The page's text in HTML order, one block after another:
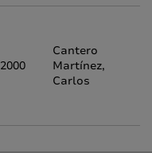
2000
Cantero
Martínez,
Carlos